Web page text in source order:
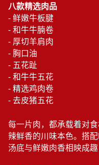
八款精选肉品
- 鲜嫩牛板腱
- 和牛牛腩卷
- 厚切羊肩肉
- 胸口油
- 五花趾
- 和牛牛五花
- 精选鸡肉卷
- 去皮猪五花
每一片肉，都承载着对
辣鲜香的川味本色。搭
汤底与鲜嫩肉香相映成